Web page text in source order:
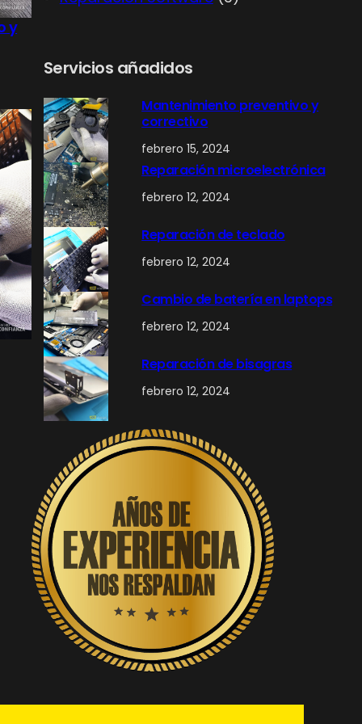
y
u
t
o
s
c
s
u
o
Servicios añadidos
Mantenimiento preventivo y
correctivo
febrero 15, 2024
Reparación microelectrónica
febrero 12, 2024
Reparación de teclado
febrero 12, 2024
Cambio de batería en laptops
febrero 12, 2024
Reparación de bisagras
febrero 12, 2024